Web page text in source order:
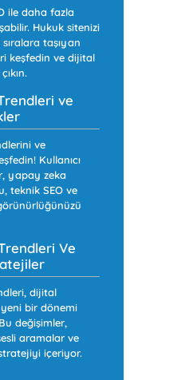
ile daha fazla
Hukuk sitenizi
taşıyan
keşfedin ve dijital
ve
ve
Kullanıcı
yapay zeka
teknik SEO ve
Ve
dijital
bir dönemi
değişimler,
aramalar ve
içeriyor.